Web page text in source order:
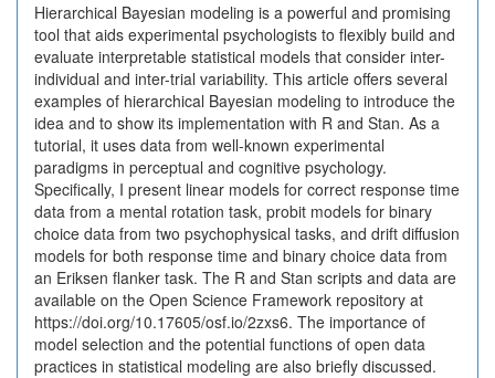
Hierarchical Bayesian modeling is a powerful and promising
tool that aids experimental psychologists to flexibly build and
evaluate interpretable statistical models that consider inter-
individual and inter-trial variability. This article offers several
examples of hierarchical Bayesian modeling to introduce the
idea and to show its implementation with R and Stan. As a
tutorial, it uses data from well-known experimental
paradigms in perceptual and cognitive psychology.
Specifically, I present linear models for correct response time
data from a mental rotation task, probit models for binary
choice data from two psychophysical tasks, and drift diffusion
models for both response time and binary choice data from
an Eriksen flanker task. The R and Stan scripts and data are
available on the Open Science Framework repository at
https://doi.org/10.17605/osf.io/2zxs6. The importance of
model selection and the potential functions of open data
practices in statistical modeling are also briefly discussed.